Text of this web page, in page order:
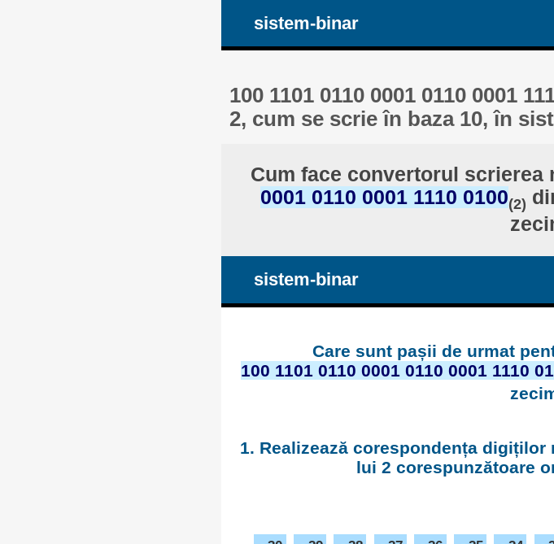
sistem-binar
100 1101 0110 0001 0110 0001
2, cum se scrie în baza 10, în
Cum face convertorul scrierea
0001 0110 0001 1110 0100(2)
sistem-binar
Care sunt pașii de urmat
100 1101 0110 0001 0110 0001 1110
1. Realizează corespondența
lui 2 corespunzătoare